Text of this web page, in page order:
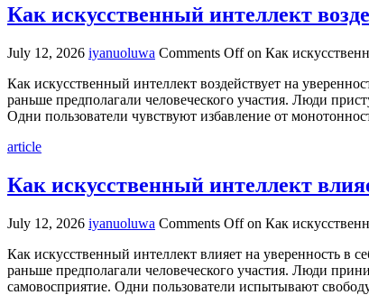
Как искусственный интеллект
July 12, 2026 iyanuoluwa Comments Offon Как
Как искусственный интеллект воздействует на
раньше предполагали человеческого участия. Люди
Одни пользователи чувствуют избавление от
article
Как искусственный интеллект
July 12, 2026 iyanuoluwa Comments Offon Как
Как искусственный интеллект влияет на уверенность в
раньше предполагали человеческого участия. Люди
самовосприятие. Одни пользователи испытывают